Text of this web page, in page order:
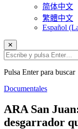
简体中文
繁體中文
Español
✕
Pulsa Enter para buscar
Documentales
ARA San
desgarrador